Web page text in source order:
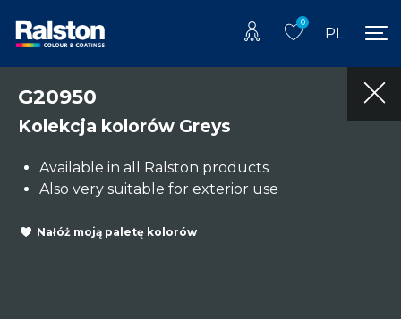
0
PL
G20950
Kolekcja kolorów Greys
Available in all Ralston products
Also very suitable for exterior use
Nałóż moją paletę kolorów